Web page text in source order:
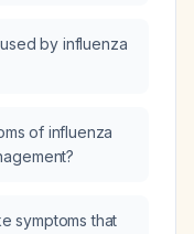
by influenza
of influenza
symptoms that